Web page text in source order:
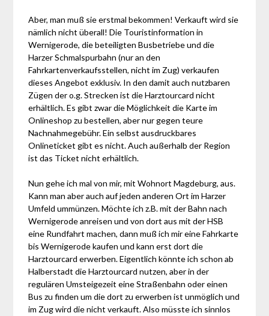
Aber, man muß sie erstmal bekommen! Verkauft wird sie
nämlich nicht überall! Die Touristinformation in
Wernigerode, die beteiligten Busbetriebe und die
Harzer Schmalspurbahn (nur an den
Fahrkartenverkaufsstellen, nicht im Zug) verkaufen
dieses Angebot exklusiv. In den damit auch nutzbaren
Zügen der o.g. Strecken ist die Harztourcard nicht
erhältlich. Es gibt zwar die Möglichkeit die Karte im
Onlineshop zu bestellen, aber nur gegen teure
Nachnahmegebühr. Ein selbst ausdruckbares
Onlineticket gibt es nicht. Auch außerhalb der Region
ist das Ticket nicht erhältlich.
Nun gehe ich mal von mir, mit Wohnort Magdeburg, aus.
Kann man aber auch auf jeden anderen Ort im Harzer
Umfeld ummünzen. Möchte ich z.B. mit der Bahn nach
Wernigerode anreisen und von dort aus mit der HSB
eine Rundfahrt machen, dann muß ich mir eine Fahrkarte
bis Wernigerode kaufen und kann erst dort die
Harztourcard erwerben. Eigentlich könnte ich schon ab
Halberstadt die Harztourcard nutzen, aber in der
regulären Umsteigezeit eine Straßenbahn oder einen
Bus zu finden um die dort zu erwerben ist unmöglich und
im Zug wird die nicht verkauft. Also müsste ich sinnlos